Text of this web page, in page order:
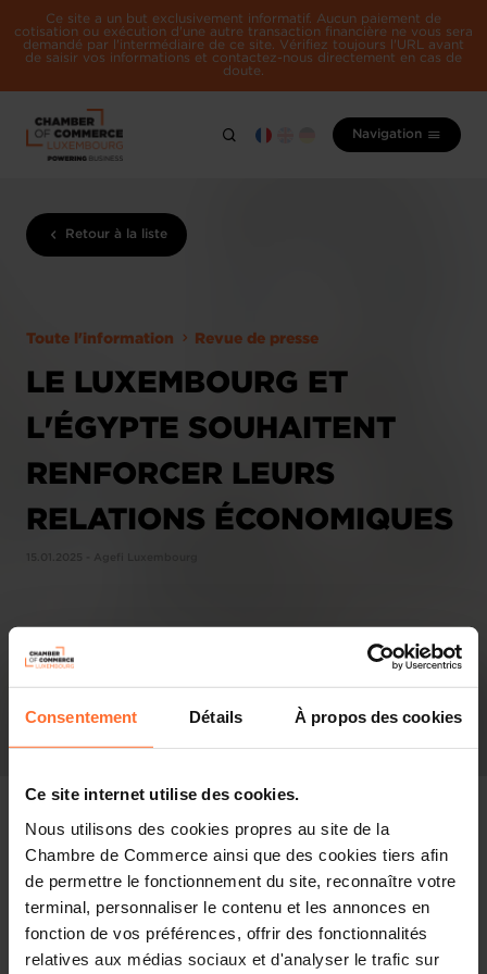
Consentement Détails À propos des cookies
Ce site internet utilise des cookies.
Nous utilisons des cookies propres au site de la
Chambre de Commerce ainsi que des cookies tiers afin
de permettre le fonctionnement du site, reconnaître votre
terminal, personnaliser le contenu et les annonces en
fonction de vos préférences, offrir des fonctionnalités
relatives aux médias sociaux et d'analyser le trafic sur
Ce site a un but exclusivement informatif. Aucun paiement de
cotisation ou exécution d'une autre transaction financière ne vous sera
demandé par l'intermédiaire de ce site. Vérifiez toujours l'URL avant
de saisir vos informations et contactez-nous directement en cas de
doute.
Navigation
Retour à la liste
Toute l'information Revue de presse
LE LUXEMBOURG ET
L'ÉGYPTE SOUHAITENT
RENFORCER LEURS
RELATIONS ÉCONOMIQUES
Revue de presse
Partager cet article